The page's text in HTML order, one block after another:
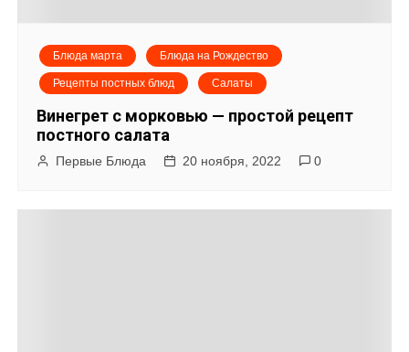
Блюда марта Блюда на Рождество
Рецепты постных блюд Салаты
Винегрет с морковью — простой рецепт
постного салата
Первые Блюда 20 ноября, 2022 0